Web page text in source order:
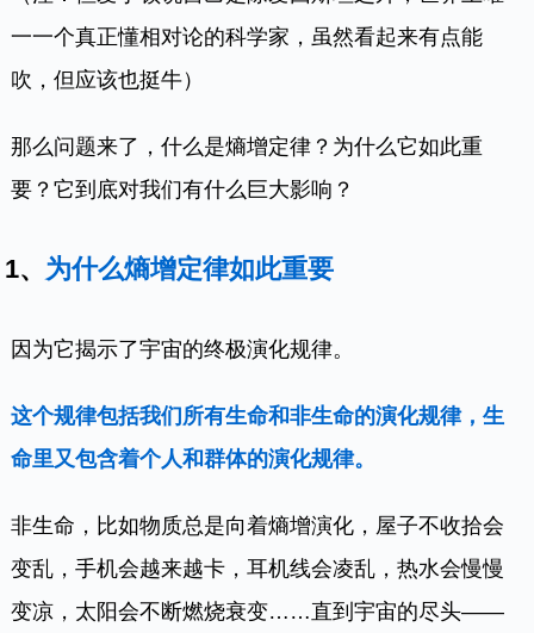
一一个真正懂相对论的科学家，虽然看起来有点能
吹，但应该也挺牛）
那么问题来了，什么是熵增定律？为什么它如此重
要？它到底对我们有什么巨大影响？
1、 为什么熵增定律如此重要
因为它揭示了宇宙的终极演化规律。
这个规律包括我们所有生命和非生命的演化规律，生
命里又包含着个人和群体的演化规律。
非生命，比如物质总是向着熵增演化，屋子不收拾会
变乱，手机会越来越卡，耳机线会凌乱，热水会慢慢
变凉，太阳会不断燃烧衰变……直到宇宙的尽头——